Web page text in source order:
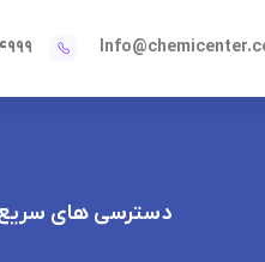
دسترسی های